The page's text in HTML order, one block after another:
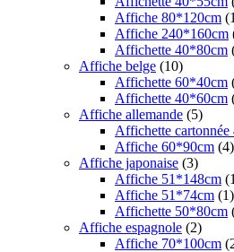
Affiche 80*120cm
Affiche 240*160cm
Affichette 40*80cm
Affiche belge (10)
Affichette 60*40cm
Affichette 40*60cm
Affiche allemande (5)
Affichette
Affiche 60*90cm (4)
Affiche japonaise (3)
Affiche 51*148cm
Affiche 51*74cm (1)
Affichette 50*80cm
Affiche espagnole (2)
Affiche 70*100cm